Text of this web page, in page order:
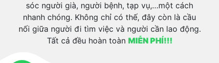
sóc người già, người bệnh, tạp vụ,…một cách
nhanh chóng. Không chỉ có thế, đây còn là cầu
nối giữa người đi tìm việc và người cần lao động.
Tất cả đều hoàn toàn MIỄN PHÍ!!!